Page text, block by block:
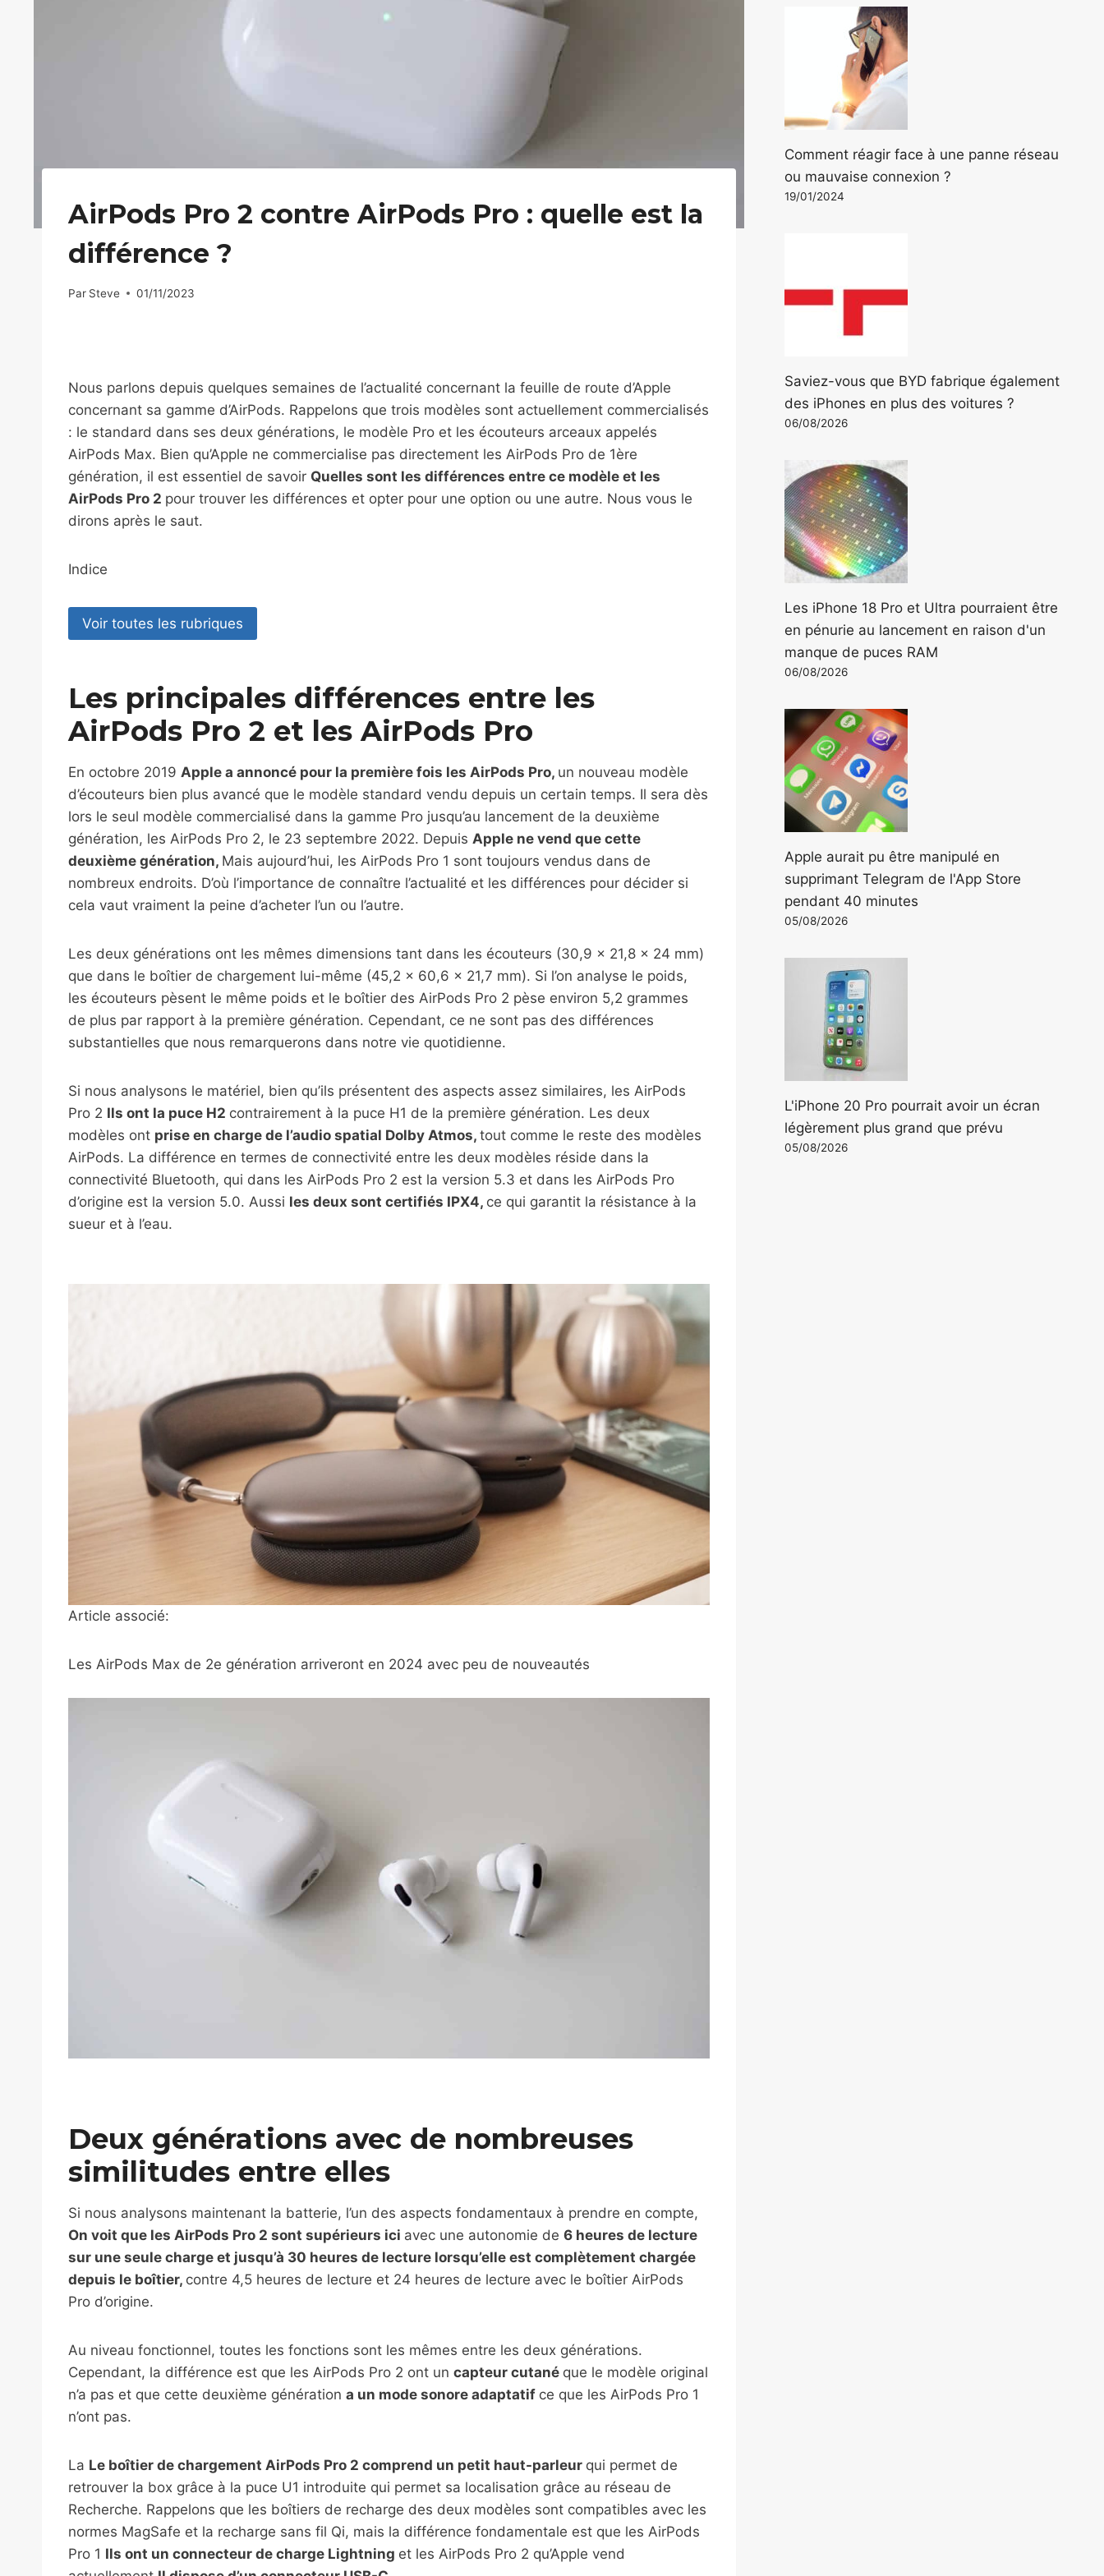
AirPods Pro 2 contre AirPods Pro : quelle est la
différence ?
Par Steve 01/11/2023
Nous parlons depuis quelques semaines de l’actualité concernant la feuille de route d’Apple
concernant sa gamme d’AirPods. Rappelons que trois modèles sont actuellement commercialisés
: le standard dans ses deux générations, le modèle Pro et les écouteurs arceaux appelés
AirPods Max. Bien qu’Apple ne commercialise pas directement les AirPods Pro de 1ère
génération, il est essentiel de savoir Quelles sont les différences entre ce modèle et les
AirPods Pro 2 pour trouver les différences et opter pour une option ou une autre. Nous vous le
dirons après le saut.
Indice
Voir toutes les rubriques
Les principales différences entre les
AirPods Pro 2 et les AirPods Pro
En octobre 2019 Apple a annoncé pour la première fois les AirPods Pro, un nouveau modèle
d’écouteurs bien plus avancé que le modèle standard vendu depuis un certain temps. Il sera dès
lors le seul modèle commercialisé dans la gamme Pro jusqu’au lancement de la deuxième
génération, les AirPods Pro 2, le 23 septembre 2022. Depuis Apple ne vend que cette
deuxième génération, Mais aujourd’hui, les AirPods Pro 1 sont toujours vendus dans de
nombreux endroits. D’où l’importance de connaître l’actualité et les différences pour décider si
cela vaut vraiment la peine d’acheter l’un ou l’autre.
Les deux générations ont les mêmes dimensions tant dans les écouteurs (30,9 x 21,8 x 24 mm)
que dans le boîtier de chargement lui-même (45,2 x 60,6 x 21,7 mm). Si l’on analyse le poids,
les écouteurs pèsent le même poids et le boîtier des AirPods Pro 2 pèse environ 5,2 grammes
de plus par rapport à la première génération. Cependant, ce ne sont pas des différences
substantielles que nous remarquerons dans notre vie quotidienne.
Si nous analysons le matériel, bien qu’ils présentent des aspects assez similaires, les AirPods
Pro 2 Ils ont la puce H2 contrairement à la puce H1 de la première génération. Les deux
modèles ont prise en charge de l’audio spatial Dolby Atmos, tout comme le reste des modèles
AirPods. La différence en termes de connectivité entre les deux modèles réside dans la
connectivité Bluetooth, qui dans les AirPods Pro 2 est la version 5.3 et dans les AirPods Pro
d’origine est la version 5.0. Aussi les deux sont certifiés IPX4, ce qui garantit la résistance à la
sueur et à l’eau.
Article associé:
Les AirPods Max de 2e génération arriveront en 2024 avec peu de nouveautés
Deux générations avec de nombreuses
similitudes entre elles
Si nous analysons maintenant la batterie, l’un des aspects fondamentaux à prendre en compte,
On voit que les AirPods Pro 2 sont supérieurs ici avec une autonomie de 6 heures de lecture
sur une seule charge et jusqu’à 30 heures de lecture lorsqu’elle est complètement chargée
depuis le boîtier, contre 4,5 heures de lecture et 24 heures de lecture avec le boîtier AirPods
Pro d’origine.
Au niveau fonctionnel, toutes les fonctions sont les mêmes entre les deux générations.
Cependant, la différence est que les AirPods Pro 2 ont un capteur cutané que le modèle original
n’a pas et que cette deuxième génération a un mode sonore adaptatif ce que les AirPods Pro 1
n’ont pas.
La Le boîtier de chargement AirPods Pro 2 comprend un petit haut-parleur qui permet de
retrouver la box grâce à la puce U1 introduite qui permet sa localisation grâce au réseau de
Recherche. Rappelons que les boîtiers de recharge des deux modèles sont compatibles avec les
normes MagSafe et la recharge sans fil Qi, mais la différence fondamentale est que les AirPods
Pro 1 Ils ont un connecteur de charge Lightning et les AirPods Pro 2 qu’Apple vend
Comment réagir face à une panne réseau
ou mauvaise connexion ?
19/01/2024
Saviez-vous que BYD fabrique également
des iPhones en plus des voitures ?
06/08/2026
Les iPhone 18 Pro et Ultra pourraient être
en pénurie au lancement en raison d'un
manque de puces RAM
06/08/2026
Apple aurait pu être manipulé en
supprimant Telegram de l'App Store
pendant 40 minutes
05/08/2026
L'iPhone 20 Pro pourrait avoir un écran
légèrement plus grand que prévu
05/08/2026